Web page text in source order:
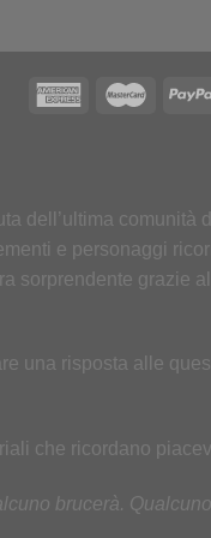
dell’ultima comunità
e personaggi
sorprendente grazie
una risposta alle
che ricordano
brucerà.